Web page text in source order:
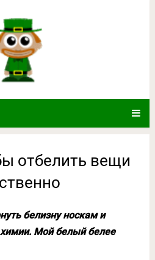
способы отбелить
отбелить вещи
белизну носкам и
Мой белый белее